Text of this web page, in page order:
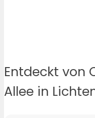
Entdeckt von
Allee in